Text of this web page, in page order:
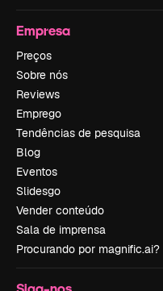
Empresa
Preços
Sobre nós
Reviews
Emprego
Tendências de pesquisa
Blog
Eventos
Slidesgo
Vender conteúdo
Sala de imprensa
Procurando por magnific.ai?